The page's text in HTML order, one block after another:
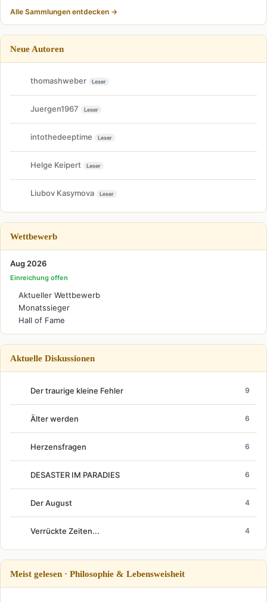
Alle Sammlungen entdecken →
Neue Autoren
thomashweber Leser
Juergen1967 Leser
intothedeeptime Leser
Helge Keipert Leser
Liubov Kasymova Leser
Wettbewerb
Aug 2026
Einreichung offen
Aktueller Wettbewerb
Monatssieger
Hall of Fame
Aktuelle Diskussionen
Der traurige kleine Fehler 9
Älter werden 6
Herzensfragen 6
DESASTER IM PARADIES 6
Der August 4
Verrückte Zeiten... 4
Meist gelesen · Philosophie & Lebensweisheit